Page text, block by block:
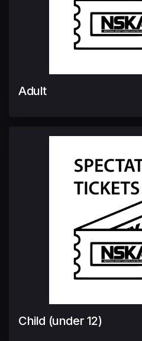
Adult
Child (under 12)